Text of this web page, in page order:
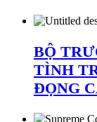
BỘ
TÌNH
ĐỌNG